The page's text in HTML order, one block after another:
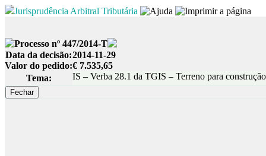
Jurisprudência Arbitral Tributária
Processo nº 447/2014-T
Data da decisão:2014-11-29
Valor do pedido:€ 7.535,65
Tema:
IS – Verba 28.1 da TGIS – Terreno para construção